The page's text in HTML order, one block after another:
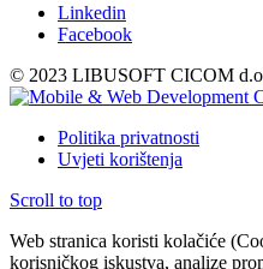
Linkedin
Facebook
© 2023 LIBUSOFT CICOM
Politika privatnosti
Uvjeti korištenja
Scroll to top
Web stranica koristi kolačiće
korisničkog iskustva, analize